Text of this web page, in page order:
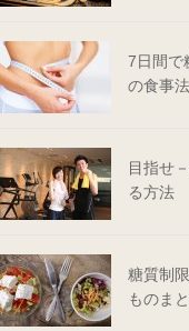
7日間で
の食事法
目指せ
る方法
糖質制
ものま